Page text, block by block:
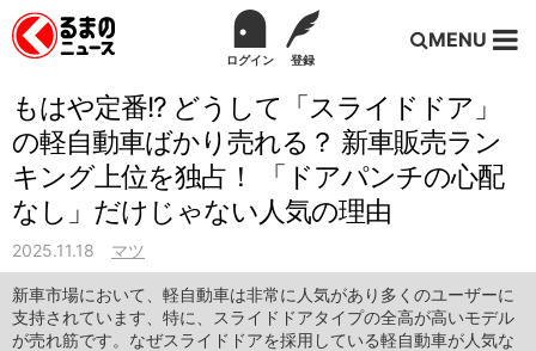
ログイン 登録
MENU
もはや定番!? どうして「スライドドア」
の軽自動車ばかり売れる？ 新車販売ラン
キング上位を独占！ 「ドアパンチの心配
なし」だけじゃない人気の理由
2025.11.18 マツ
新車市場において、軽自動車は非常に人気があり多くのユーザーに
支持されています、特に、スライドドアタイプの全高が高いモデル
が売れ筋です。なぜスライドドアを採用している軽自動車が人気な